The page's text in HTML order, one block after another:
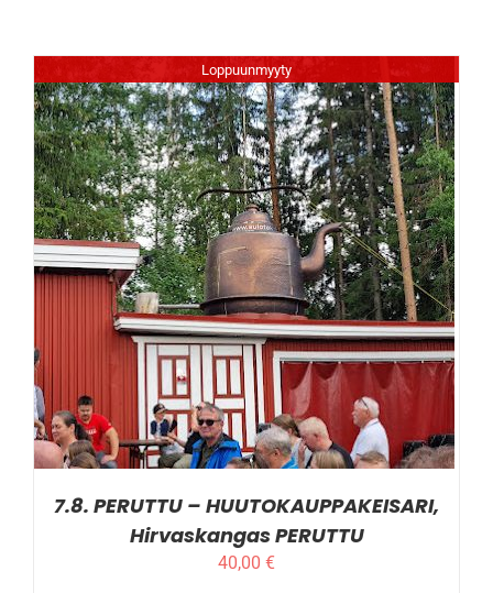
Loppuunmyyty
LISÄTIEDOT
7.8. PERUTTU – HUUTOKAUPPAKEISARI,
Hirvaskangas PERUTTU
40,00 €